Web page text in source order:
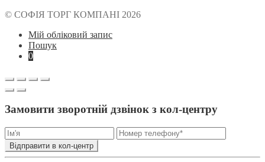
© СОФІЯ ТОРГ КОМПАНІ 2026
Мій обліковий запис
Пошук
0
Замовити зворотній дзвінок з кол-центру
Відправити в кол-центр